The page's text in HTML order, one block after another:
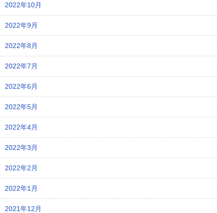
2022年10月
2022年9月
2022年8月
2022年7月
2022年6月
2022年5月
2022年4月
2022年3月
2022年2月
2022年1月
2021年12月